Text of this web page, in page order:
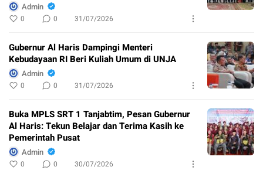
Admin
0 0 31/07/2026
Gubernur Al Haris Dampingi Menteri
Kebudayaan RI Beri Kuliah Umum di UNJA
Admin
0 0 31/07/2026
Buka MPLS SRT 1 Tanjabtim, Pesan Gubernur
Al Haris: Tekun Belajar dan Terima Kasih ke
Pemerintah Pusat
Admin
0 0 30/07/2026